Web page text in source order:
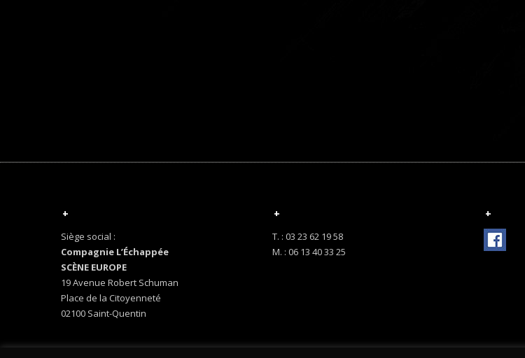
+
Siège social :
Compagnie L’Échappée
SCÈNE EUROPE
19 Avenue Robert Schuman
Place de la Citoyenneté
02100 Saint-Quentin
+
T. : 03 23 62 19 58
M. : 06 13 40 33 25
+